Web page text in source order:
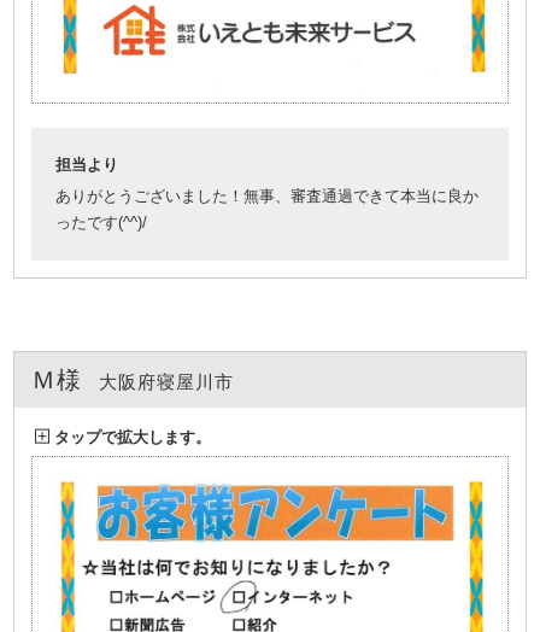
担当より
ありがとうございました！無事、審査通過できて本当に良か
ったです(^^)/
Ｍ様 大阪府寝屋川市